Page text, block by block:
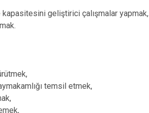
geliştirici çalışmalar yapmak,
temsil etmek,